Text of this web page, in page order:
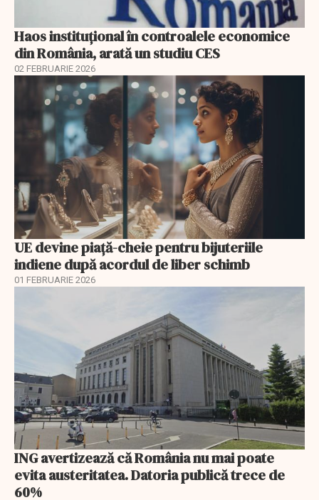
Haos instituțional în controalele economice
din România, arată un studiu CES
02 FEBRUARIE 2026
UE devine piață-cheie pentru bijuteriile
indiene după acordul de liber schimb
01 FEBRUARIE 2026
ING avertizează că România nu mai poate
evita austeritatea. Datoria publică trece de
60%